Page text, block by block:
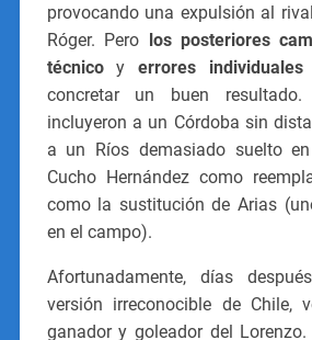
provocando una expulsión al
Róger. Pero los posteriores
técnicoy errores individuales
concretar un buen
incluyeron a un Córdoba sin
a un Ríos demasiado suelto
Cucho Hernández como
como la sustitución de Arias
en el campo).
Afortunadamente, días
versión irreconocible de Chile,
ganador y goleador del